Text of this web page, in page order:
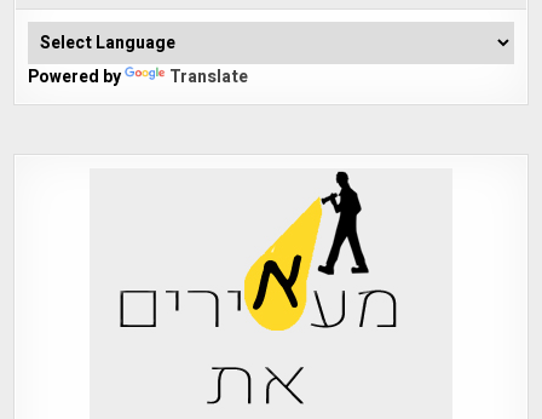
Powered by Translate